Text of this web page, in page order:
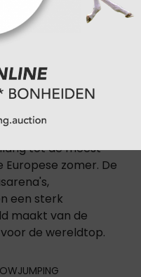
er in Falsterbo nog
De
aan de start
Derby en de
op 12 juli de slotdag
per jaar behoort de
tot de meest
zomer. De
een sterk
maakt van de
de wereldtop.